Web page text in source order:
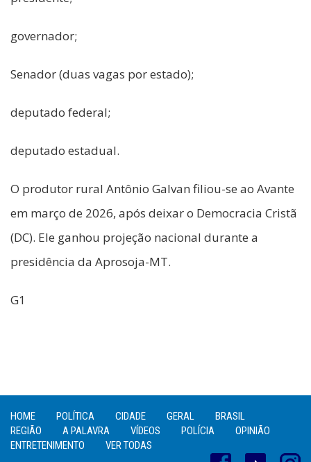
governador;
Senador (duas vagas por estado);
deputado federal;
deputado estadual.
O produtor rural Antônio Galvan filiou-se ao Avante
em março de 2026, após deixar o Democracia Cristã
(DC). Ele ganhou projeção nacional durante a
presidência da Aprosoja-MT.
G1
HOME POLÍTICA CIDADE GERAL
BRASIL
REGIÃO
A PALAVRA VÍDEOS POLÍCIA
OPINIÃO
ENTRETENIMENTO
VER TODAS